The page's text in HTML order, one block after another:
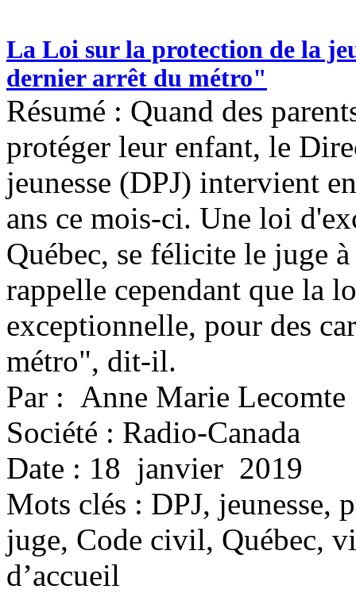
La Loi sur la protection de la
dernier arrêt du métro"
Résumé : Quand des
protéger leur enfant, le
jeunesse (DPJ) intervient
ans ce mois-ci. Une loi
Québec, se félicite le juge
rappelle cependant que la
exceptionnelle, pour des
métro", dit-il.
Par : Anne Marie Lecomte
Société : Radio-Canada
Date : 18 janvier 2019
Mots clés : DPJ, jeunesse,
juge, Code civil, Québec,
d’accueil